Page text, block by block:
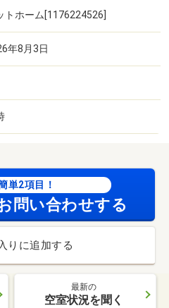
トホーム[1176224526]
年8月3日
単2項目！
問い合わせする
りに追加する
最新の
空室状況を聞く